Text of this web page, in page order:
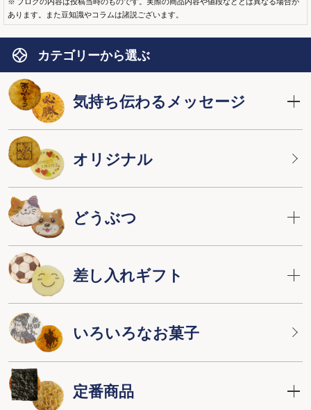
あります。また豆知識やコラムは諸説ございます。
カテゴリーから選ぶ
気持ち伝わるメッセージ
オリジナル
どうぶつ
差し入れギフト
いろいろなお菓子
定番商品